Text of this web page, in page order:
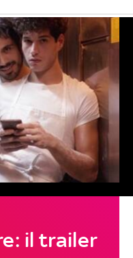
il trailer